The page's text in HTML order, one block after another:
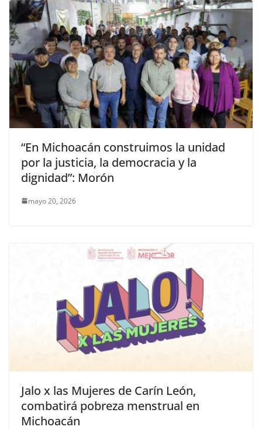
“En Michoacán construimos la unidad
por la justicia, la democracia y la
dignidad”: Morón
mayo 20, 2026
Jalo x las Mujeres de Carín León,
combatirá pobreza menstrual en
Michoacán